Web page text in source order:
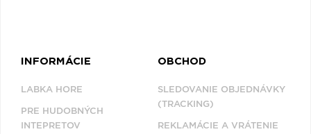
INFORMÁCIE
LABKA HORE
PRE HUDOBNÝCH
INTEPRETOV
OBCHOD
SLEDOVANIE OBJEDNÁVKY
(TRACKING)
REKLAMÁCIE A VRÁTENIE